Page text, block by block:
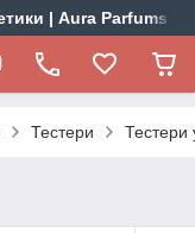
| Aura Parfums
Тестери Тестери